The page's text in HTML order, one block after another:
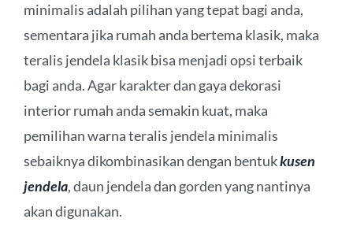
minimalis adalah pilihan yang tepat bagi anda,
sementara jika rumah anda bertema klasik, maka
teralis jendela klasik bisa menjadi opsi terbaik
bagi anda. Agar karakter dan gaya dekorasi
interior rumah anda semakin kuat, maka
pemilihan warna teralis jendela minimalis
sebaiknya dikombinasikan dengan bentukkusen
jendela, daun jendela dan gorden yang nantinya
akan digunakan.